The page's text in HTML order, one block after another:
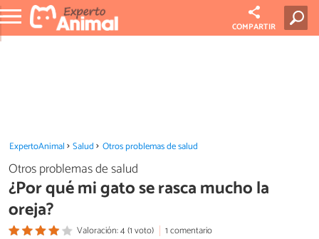
COMPARTIR
ExpertoAnimal Salud Otros problemas de salud
Otros problemas de salud
¿Por qué mi gato se rasca mucho la
oreja?
Valoración: 4 (1 voto)
1 comentario